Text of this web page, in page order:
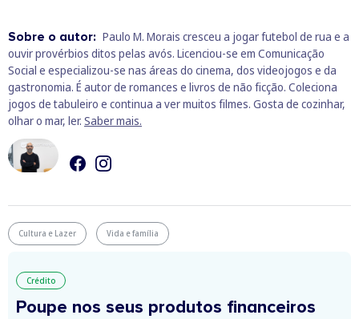
Sobre o autor: Paulo M. Morais cresceu a jogar futebol de rua e a
ouvir provérbios ditos pelas avós. Licenciou-se em Comunicação
Social e especializou-se nas áreas do cinema, dos videojogos e da
gastronomia. É autor de romances e livros de não ficção. Coleciona
jogos de tabuleiro e continua a ver muitos filmes. Gosta de cozinhar,
olhar o mar, ler. Saber mais.
Cultura e Lazer Vida e família
Crédito
Poupe nos seus produtos financeiros